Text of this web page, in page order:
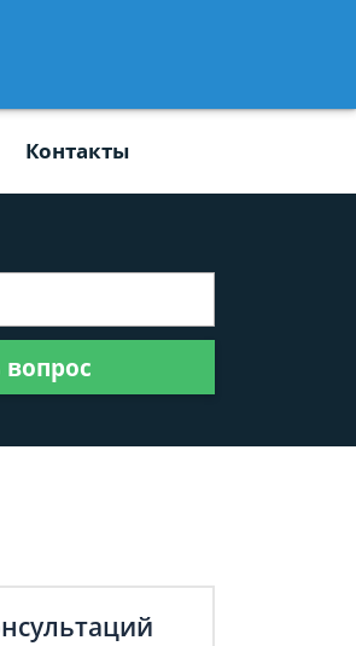
Контакты
вопрос